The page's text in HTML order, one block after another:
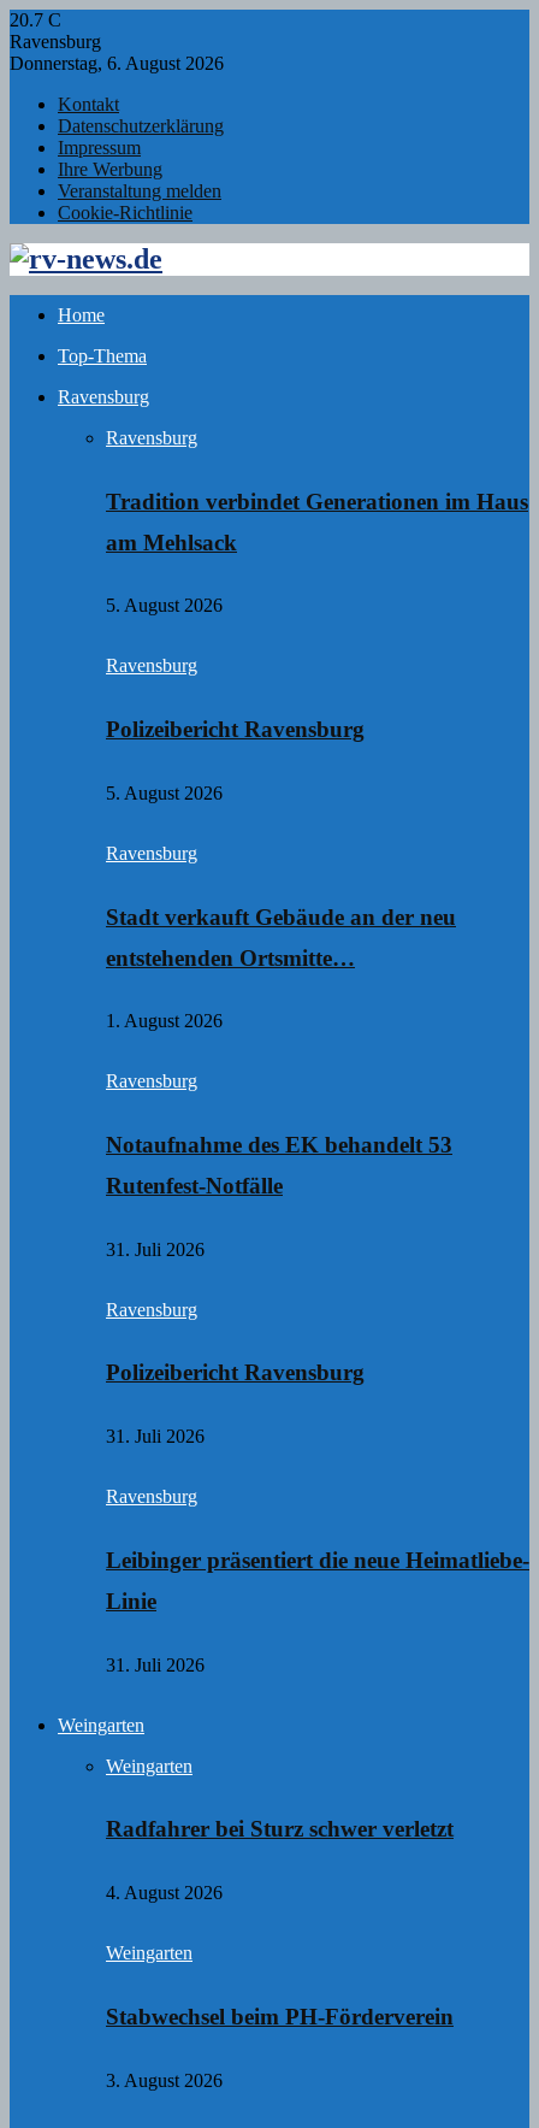
20.7 C
Ravensburg
Donnerstag, 6. August 2026
Kontakt
Datenschutzerklärung
Impressum
Ihre Werbung
Veranstaltung melden
Cookie-Richtlinie
Facebook
Twitter
Instagram
Email
Rss
Home
Top-Thema
Ravensburg
Ravensburg
Tradition verbindet Generationen im Haus
am Mehlsack
5. August 2026
Ravensburg
Polizeibericht Ravensburg
5. August 2026
Ravensburg
Stadt verkauft Gebäude an der neu
entstehenden Ortsmitte…
1. August 2026
Ravensburg
Notaufnahme des EK behandelt 53
Rutenfest-Notfälle
31. Juli 2026
Ravensburg
Polizeibericht Ravensburg
31. Juli 2026
Ravensburg
Leibinger präsentiert die neue Heimatliebe-
Linie
31. Juli 2026
Weingarten
Weingarten
Radfahrer bei Sturz schwer verletzt
4. August 2026
Weingarten
Stabwechsel beim PH-Förderverein
3. August 2026